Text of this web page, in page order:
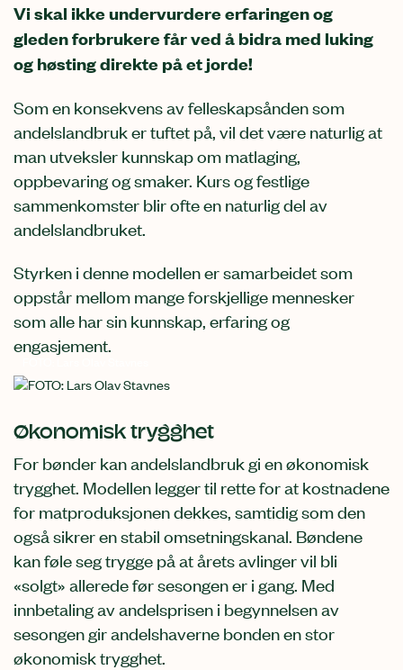
Vi skal ikke undervurdere erfaringen og
gleden forbrukere får ved å bidra med luking
og høsting direkte på et jorde!
Som en konsekvens av felleskapsånden som
andelslandbruk er tuftet på, vil det være naturlig at
man utveksler kunnskap om matlaging,
oppbevaring og smaker. Kurs og festlige
sammenkomster blir ofte en naturlig del av
andelslandbruket.
Styrken i denne modellen er samarbeidet som
oppstår mellom mange forskjellige mennesker
som alle har sin kunnskap, erfaring og
engasjement.
Økonomisk trygghet
For bønder kan andelslandbruk gi en økonomisk
trygghet. Modellen legger til rette for at kostnadene
for matproduksjonen dekkes, samtidig som den
også sikrer en stabil omsetningskanal. Bøndene
kan føle seg trygge på at årets avlinger vil bli
«solgt» allerede før sesongen er i gang. Med
innbetaling av andelsprisen i begynnelsen av
sesongen gir andelshaverne bonden en stor
økonomisk trygghet.